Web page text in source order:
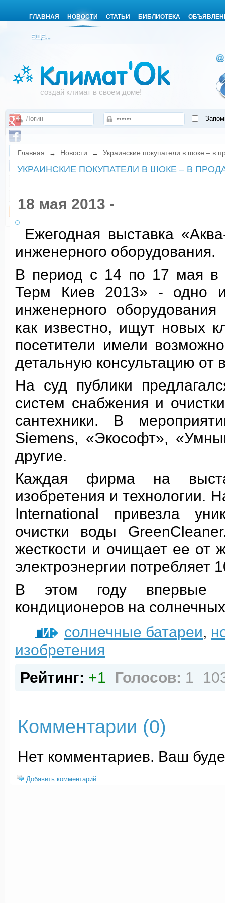
ГЛАВНАЯ НОВОСТИ СТАТЬИ БИБЛИОТЕКА
ЕЩЕ...
создай климат в своем доме!
Главная → Новости → Украинские покупатели в шоке – в
УКРАИНСКИЕ ПОКУПАТЕЛИ В ШОКЕ – В
18 мая 2013 -
Ежегодная выставка
инженерного оборудования.
В период с 14 по 17 мая в
Терм Киев 2013» - одно
инженерного
как известно, ищут новых
посетители имели
детальную консультацию от
На суд публики
систем снабжения и
сантехники. В
Siemens, «Экософт»,
другие.
Каждая фирма на
изобретения и технологии.
International привезла
очистки воды
жесткости и очищает ее от
электроэнергии потребляет
В этом году впервые
кондиционеров на
ТЕГИ: солнечные батареи,
изобретения
Рейтинг: +1 Голосов: 1
Комментарии (0)
Нет комментариев. Ваш
Добавить комментарий